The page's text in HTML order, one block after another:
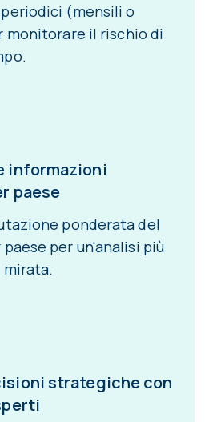
(mensili o
il rischio di
informazioni
paese
ponderata del
per un'analisi più
strategiche con